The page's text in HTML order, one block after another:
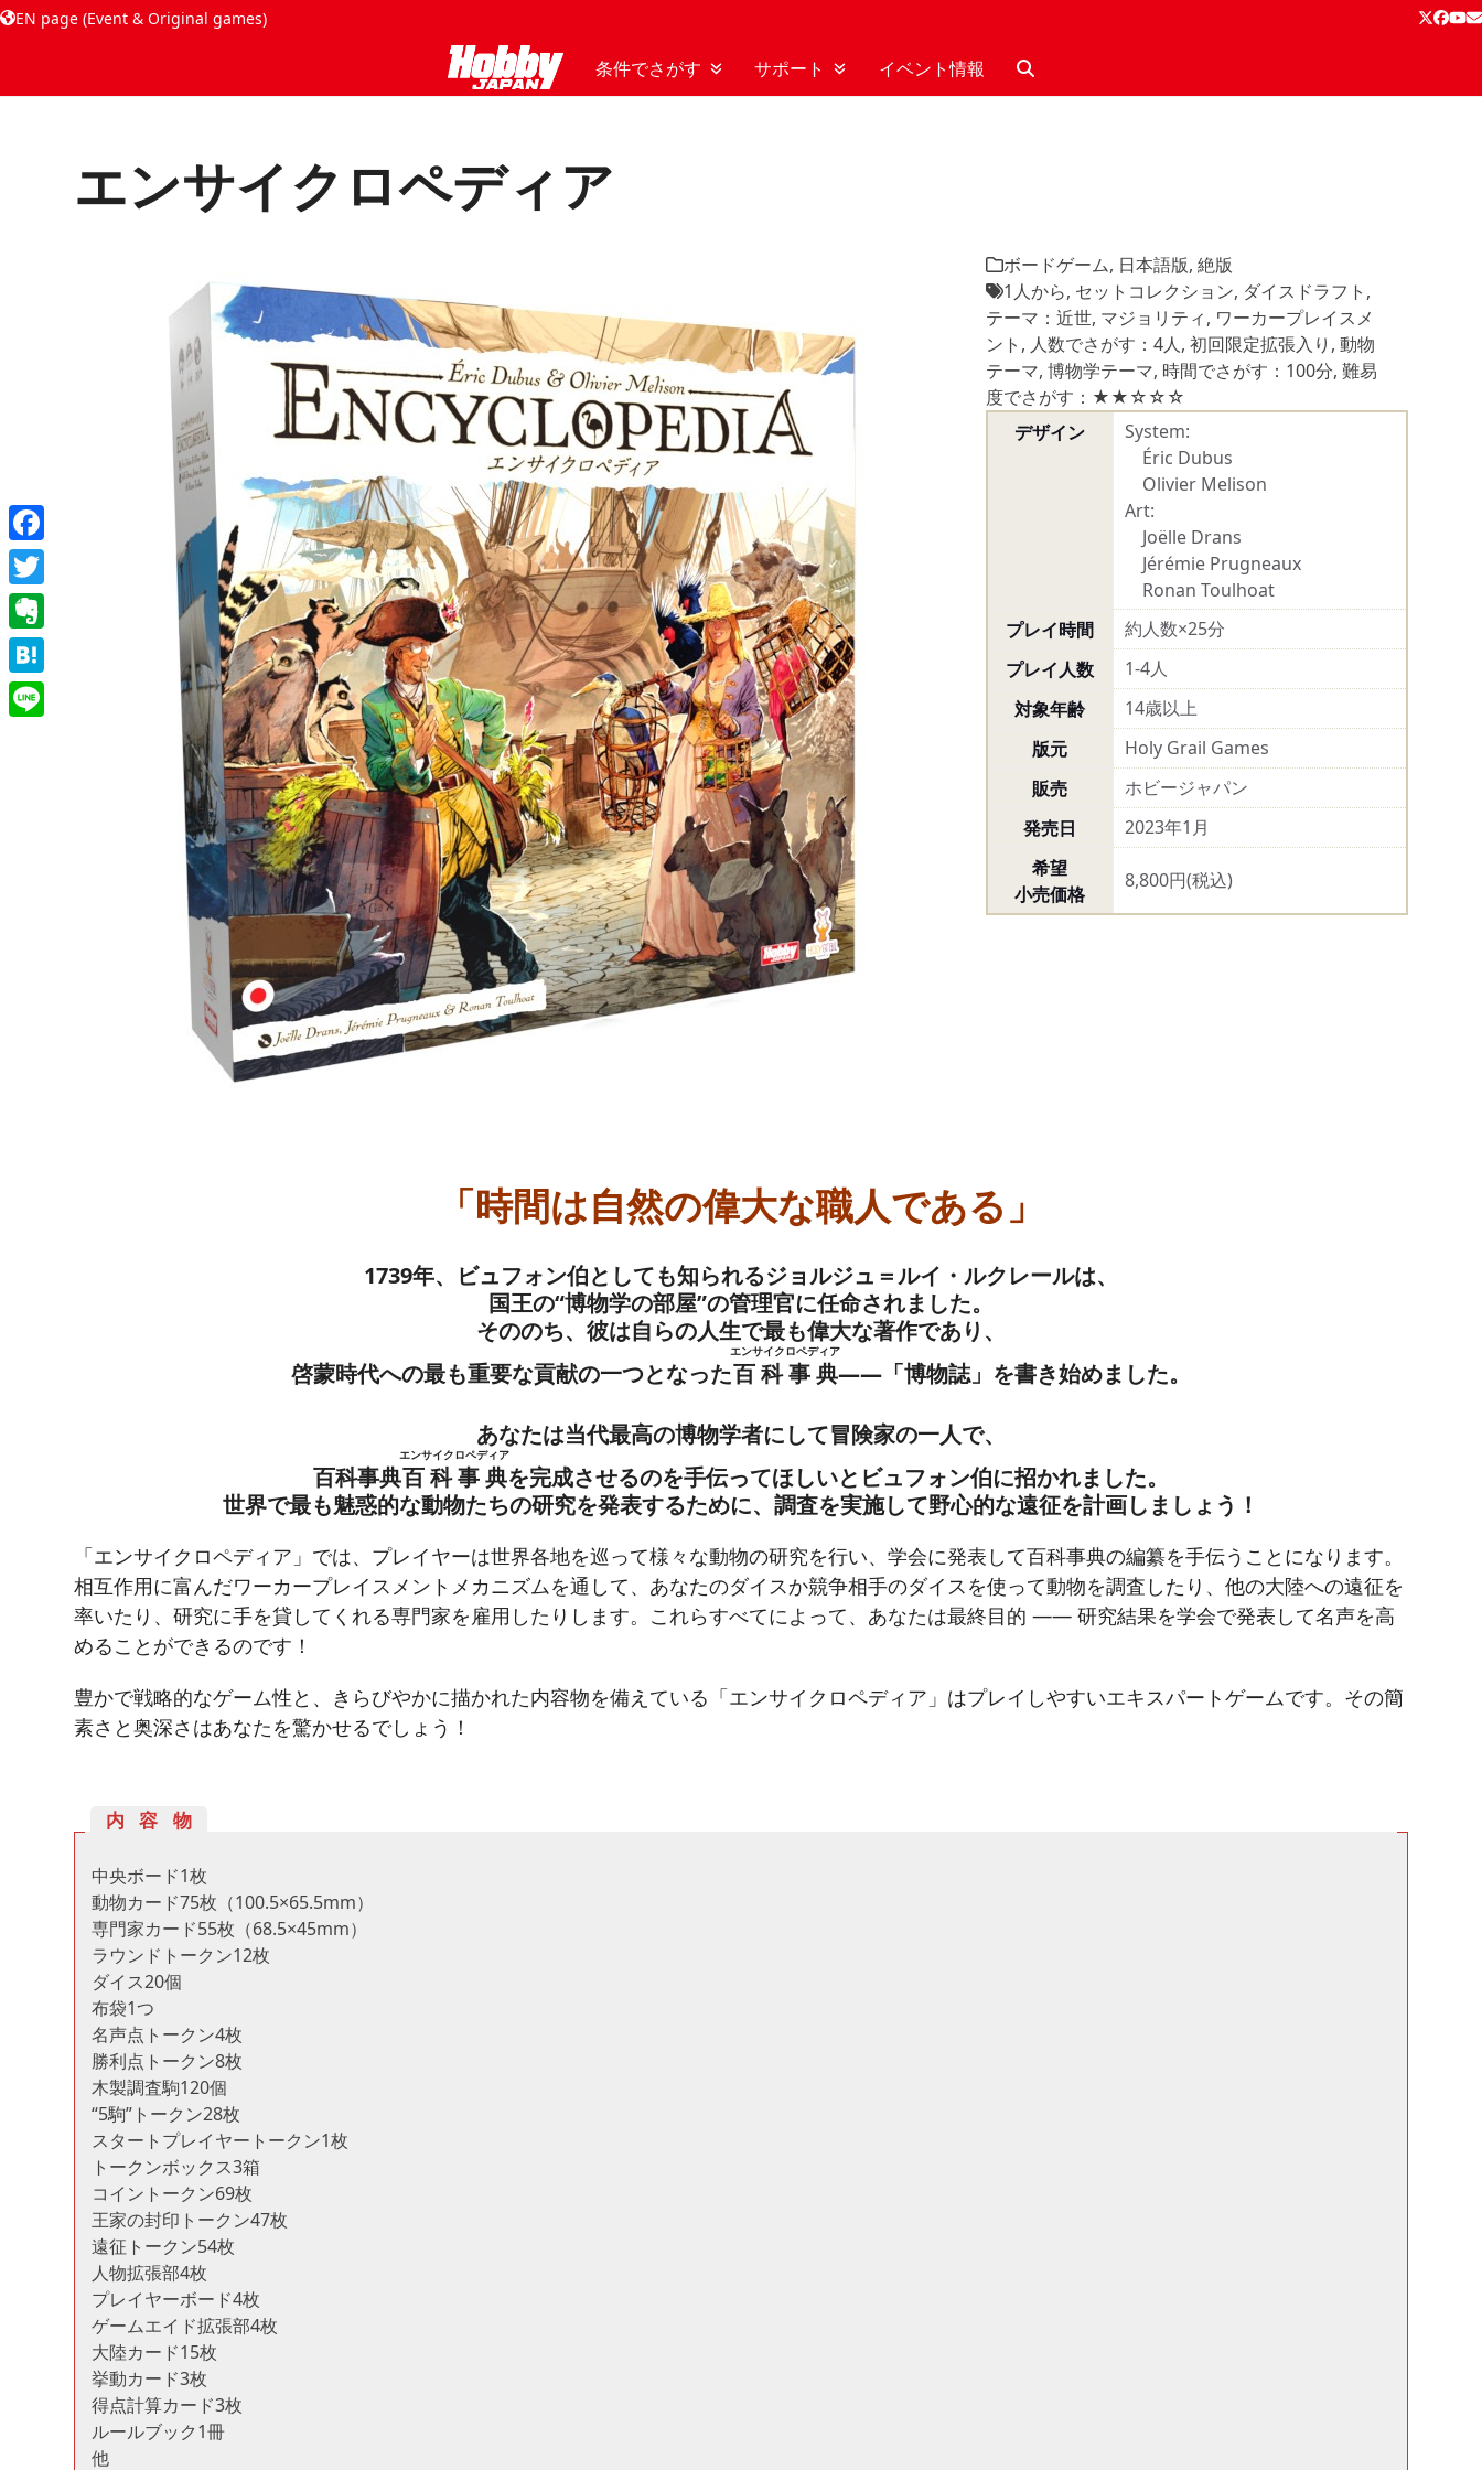
EN page (Event & Original games) Twitter
条件でさがす サポート イベント情報
エンサイクロペディア
ボードゲーム, 日本語版, 絶版
1人から, セットコレクション, ダイスドラフト ,
テーマ：近世, マジョリティ, ワーカープレイスメ
ント , 人数でさがす：4人, 初回限定拡張入り , 動物
テーマ, 博物学テーマ, 時間でさがす：100分, 難易
度でさがす：★★☆☆☆
デザイン
System:
Éric Dubus
Olivier Melison
Art:
Joëlle Drans
Jérémie Prugneaux
Ronan Toulhoat
プレイ時間
約人数×25分
プレイ人数
1-4人
対象年齢
14歳以上
版元
Holy Grail Games
販売
ホビージャパン
発売日
2023年1月
希望
小売価格
8,800円(税込)
「時間は自然の偉大な職人である」
1739年、ビュフォン伯としても知られるジョルジュ＝ルイ・ルクレールは、
国王の“博物学の部屋”の管理官に任命されました。
そののち、彼は自らの人生で最も偉大な著作であり、
啓蒙時代への最も重要な貢献の一つとなった百科事典
エンサイクロペディア
――「博物誌」を書き始めました。
あなたは当代最高の博物学者にして冒険家の一人で、
百科事典百科事典
エンサイクロペディア
を完成させるのを手伝ってほしいとビュフォン伯に招かれました。
世界で最も魅惑的な動物たちの研究を発表するために、調査を実施して野心的な遠征を計画しましょう！
「エンサイクロペディア」では、プレイヤーは世界各地を巡って様々な動物の研究を行い、学会に発表して百科事典の編纂を手伝うことになります。
相互作用に富んだワーカープレイスメントメカニズムを通して、あなたのダイスか競争相手のダイスを使って動物を調査したり、他の大陸への遠征を
率いたり、研究に手を貸してくれる専門家を雇用したりします。これらすべてによって、あなたは最終目的 ―― 研究結果を学会で発表して名声を高
めることができるのです！
豊かで戦略的なゲーム性と、きらびやかに描かれた内容物を備えている「エンサイクロペディア」はプレイしやすいエキスパートゲームです。その簡
素さと奥深さはあなたを驚かせるでしょう！
内容物
中央ボード1枚
動物カード75枚（100.5×65.5mm）
専門家カード55枚（68.5×45mm）
ラウンドトークン12枚
ダイス20個
布袋1つ
名声点トークン4枚
勝利点トークン8枚
木製調査駒120個
“5駒”トークン28枚
スタートプレイヤートークン1枚
トークンボックス3箱
コイントークン69枚
王家の封印トークン47枚
遠征トークン54枚
人物拡張部4枚
プレイヤーボード4枚
ゲームエイド拡張部4枚
大陸カード15枚
挙動カード3枚
得点計算カード3枚
ルールブック1冊
他
Facebook
Twitter
Evernote
Hatena